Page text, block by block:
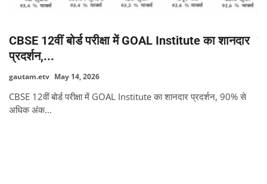
CBSE 12वीं बोर्ड परीक्षा में GOAL Institute का शानदार
प्रदर्शन,...
gautam.etv May 14, 2026
CBSE 12वीं बोर्ड परीक्षा में GOAL Institute का शानदार प्रदर्शन, 90% से
अधिक अंक...